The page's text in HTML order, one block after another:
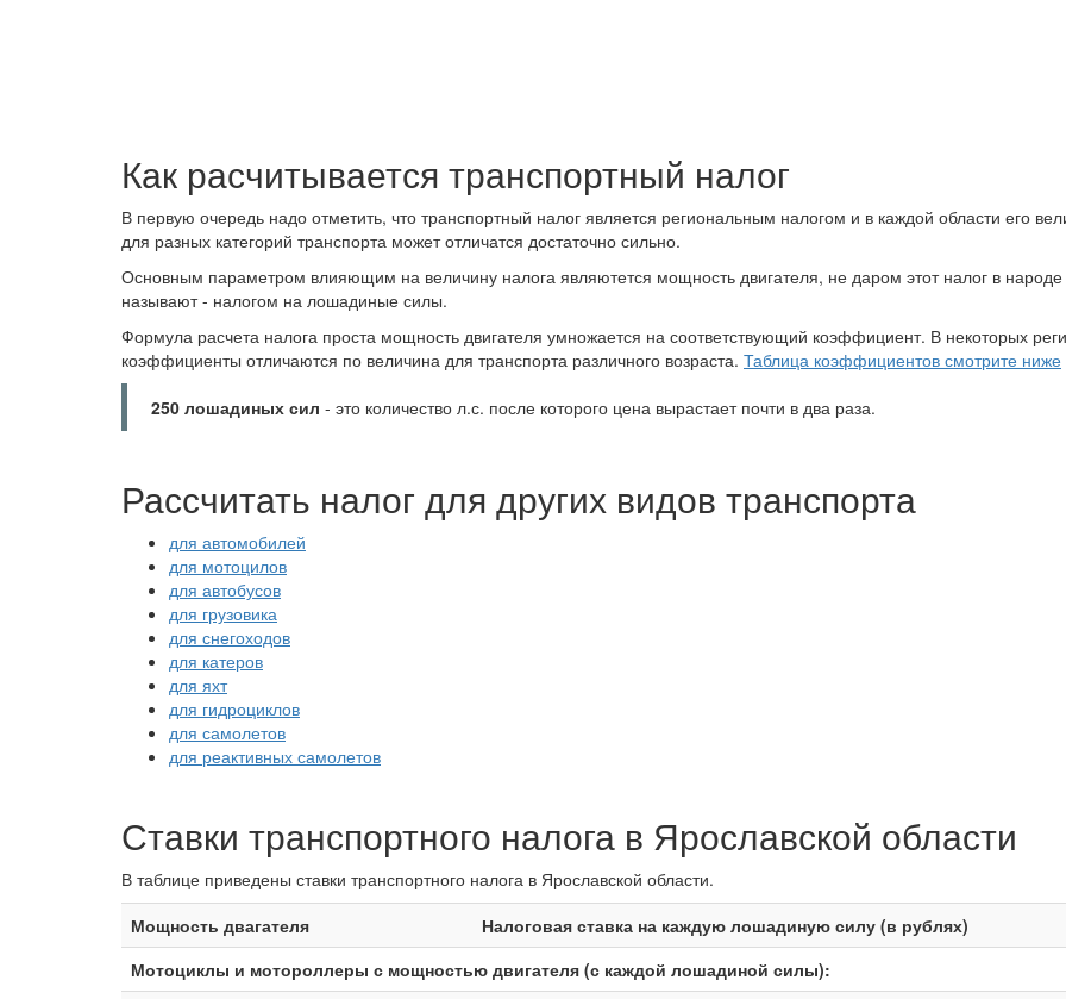
Как расчитывается транспортный налог
В первую очередь надо отметить, что транспортный налог является региональным налогом и в каждой области его
для разных категорий транспорта может отличатся достаточно сильно.
Основным параметром влияющим на величину налога являютется мощность двигателя, не даром этот налог в народе
называют - налогом на лошадиные силы.
Формула расчета налога проста мощность двигателя умножается на соответствующий коэффициент. В некоторых
коэффициенты отличаются по величина для транспорта различного возраста. Таблица коэффициентов смотрите ниже
250 лошадиных сил - это количество л.с. после которого цена вырастает почти в два раза.
Рассчитать налог для других видов транспорта
для автомобилей
для мотоцилов
для автобусов
для грузовика
для снегоходов
для катеров
для яхт
для гидроциклов
для самолетов
для реактивных самолетов
Ставки транспортного налога в Ярославской области
В таблице приведены ставки транспортного налога в Ярославской области.
Мощность двагателя
Налоговая ставка на каждую лошадиную силу (в рублях)
Мотоциклы и мотороллеры с мощностью двигателя (с каждой лошадиной силы):